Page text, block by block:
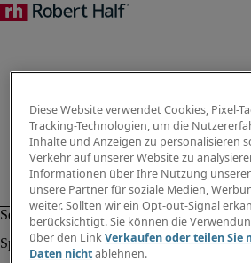
Diese Website verwendet Cookies, Pixel-
Tracking-Technologien, um die
Inhalte und Anzeigen zu personalisieren
Verkehr auf unserer Website zu
Informationen über Ihre Nutzung
unsere Partner für soziale Medien,
weiter. Sollten wir ein Opt-out-Signal
berücksichtigt. Sie können die
über den LinkVerkaufen oder teilen Sie
Daten nichtablehnen.